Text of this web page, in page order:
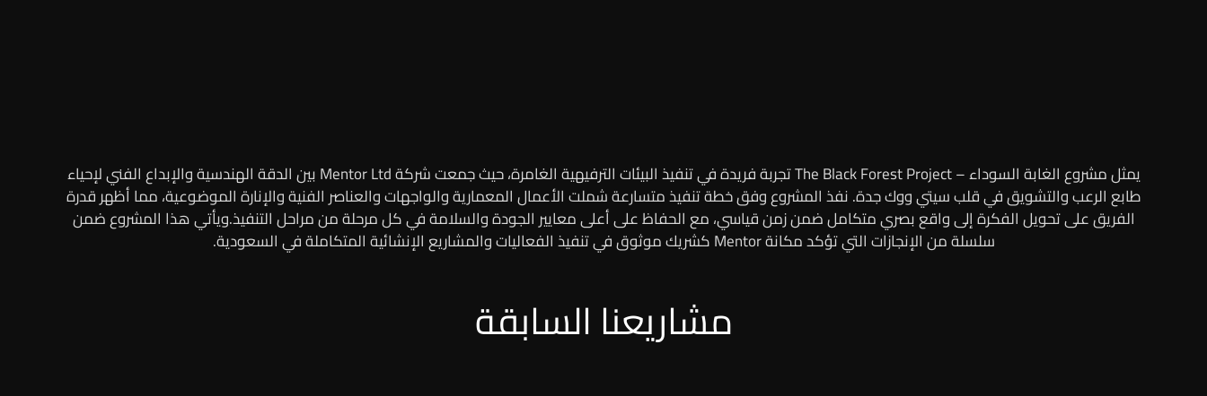
يمثل مشروع الغابة السوداء – The Black Forest Project تجربة فريدة في تنفيذ البيئات الترفيهية الغامرة، حيث جمعت شركة Mentor Ltd بين الدقة الهندسية والإبداع الفني لإحياء
طابع الرعب والتشويق في قلب سيتي ووك جدة. نفذ المشروع وفق خطة تنفيذ متسارعة شملت الأعمال المعمارية والواجهات والعناصر الفنية والإنارة الموضوعية، مما أظهر قدرة
الفريق على تحويل الفكرة إلى واقع بصري متكامل ضمن زمن قياسي، مع الحفاظ على أعلى معايير الجودة والسلامة في كل مرحلة من مراحل التنفيذ.ويأتي هذا المشروع ضمن
سلسلة من الإنجازات التي تؤكد مكانة Mentor كشريك موثوق في تنفيذ الفعاليات والمشاريع الإنشائية المتكاملة في السعودية.
مشاريعنا السابقة